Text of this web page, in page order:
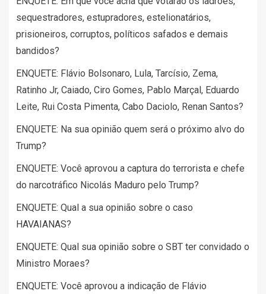
sequestradores, estupradores, estelionatários,
prisioneiros, corruptos, políticos safados e demais
bandidos?
ENQUETE: Flávio Bolsonaro, Lula, Tarcísio, Zema,
Ratinho Jr, Caiado, Ciro Gomes, Pablo Marçal, Eduardo
Leite, Rui Costa Pimenta, Cabo Daciolo, Renan Santos?
ENQUETE: Na sua opinião quem será o próximo alvo do
Trump?
ENQUETE: Você aprovou a captura do terrorista e chefe
do narcotráfico Nicolás Maduro pelo Trump?
ENQUETE: Qual a sua opinião sobre o caso
HAVAIANAS?
ENQUETE: Qual sua opinião sobre o SBT ter convidado o
Ministro Moraes?
ENQUETE: Você aprovou a indicação de Flávio